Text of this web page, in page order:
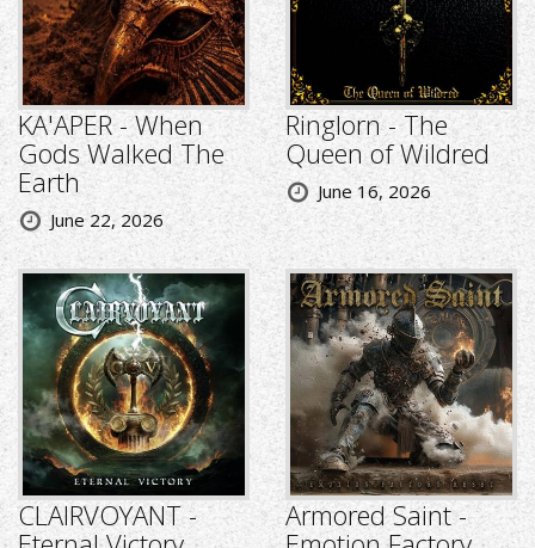
KA'APER - When
Gods Walked The
Earth
June 22, 2026
Ringlorn - The
Queen of Wildred
June 16, 2026
CLAIRVOYANT -
Armored Saint -